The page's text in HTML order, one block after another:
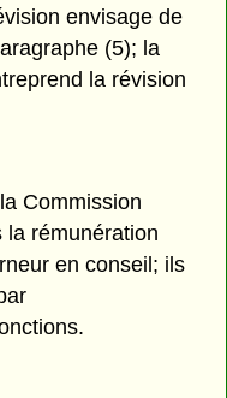
envisage de
(5); la
la révision
Commission
la rémunération
en conseil; ils